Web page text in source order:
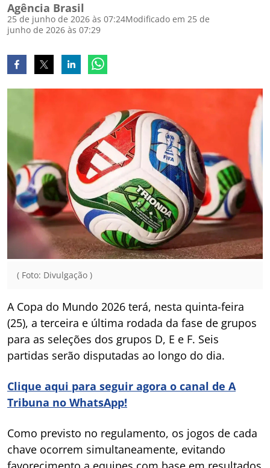
Agência Brasil
25 de junho de 2026 às 07:24Modificado em 25 de
junho de 2026 às 07:29
( Foto: Divulgação )
A Copa do Mundo 2026 terá, nesta quinta-feira
(25), a terceira e última rodada da fase de grupos
para as seleções dos grupos D, E e F. Seis
partidas serão disputadas ao longo do dia.
Clique aqui para seguir agora o canal de A
Tribuna no WhatsApp!
Como previsto no regulamento, os jogos de cada
chave ocorrem simultaneamente, evitando